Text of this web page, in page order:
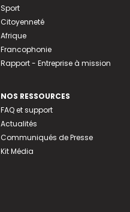
Sport
Citoyenneté
Afrique
Francophonie
Rapport - Entreprise à mission
NOS RESSOURCES
FAQ et support
Actualités
Communiqués de Presse
Kit Média